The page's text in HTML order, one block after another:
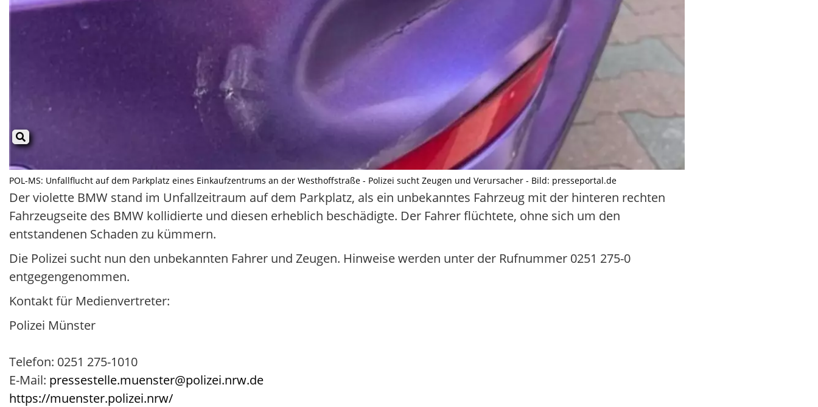
POL-MS: Unfallflucht auf dem Parkplatz eines Einkaufzentrums an der Westhoffstraße - Polizei sucht Zeugen und Verursacher - Bild: presseportal.de
Der violette BMW stand im Unfallzeitraum auf dem Parkplatz, als ein unbekanntes Fahrzeug mit der hinteren rechten
Fahrzeugseite des BMW kollidierte und diesen erheblich beschädigte. Der Fahrer flüchtete, ohne sich um den
entstandenen Schaden zu kümmern.
Die Polizei sucht nun den unbekannten Fahrer und Zeugen. Hinweise werden unter der Rufnummer 0251 275-0
entgegengenommen.
Kontakt für Medienvertreter:
Polizei Münster
Telefon: 0251 275-1010
E-Mail: pressestelle.muenster@polizei.nrw.de
https://muenster.polizei.nrw/